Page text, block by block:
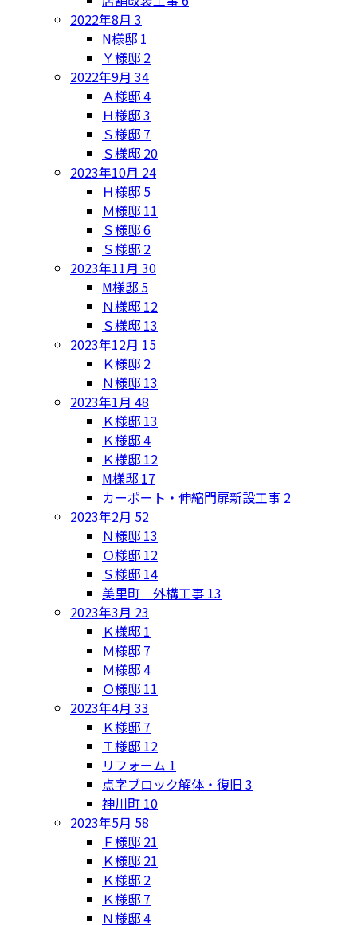
2022年8月 3
N様邸 1
Ｙ様邸 2
2022年9月 34
Ａ様邸4
Ｈ様邸3
Ｓ様邸 7
Ｓ様邸 20
2023年10月 24
Ｈ様邸 5
Ｍ様邸 11
Ｓ様邸6
Ｓ様邸 2
2023年11月 30
M様邸 5
Ｎ様邸 12
Ｓ様邸 13
2023年12月 15
Ｋ様邸 2
Ｎ様邸 13
2023年1月 48
Ｋ様邸 13
Ｋ様邸4
Ｋ様邸 12
M様邸 17
カーポート・伸縮門扉新設工事 2
2023年2月 52
Ｎ様邸 13
Ｏ様邸 12
Ｓ様邸 14
美里町 外構工事 13
2023年3月 23
Ｋ様邸 1
Ｍ様邸 7
Ｍ様邸4
Ｏ様邸 11
2023年4月 33
Ｋ様邸 7
Ｔ様邸 12
リフォーム 1
点字ブロック解体・復旧 3
神川町 10
2023年5月 58
Ｆ様邸 21
Ｋ様邸 21
Ｋ様邸 2
Ｋ様邸 7
Ｎ様邸4